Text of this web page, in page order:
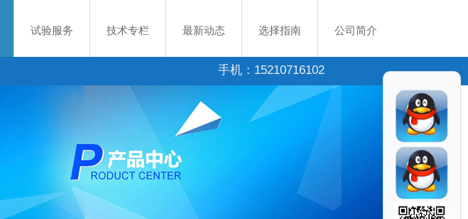
试验服务 技术专栏 最新动态 选择指南 公司简介
手机：15210716102